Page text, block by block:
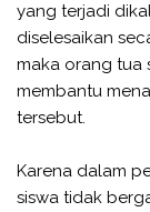
yang terjadi
diselesaikan
maka orang tua
membantu
tersebut.
Karena dalam
siswa tidak